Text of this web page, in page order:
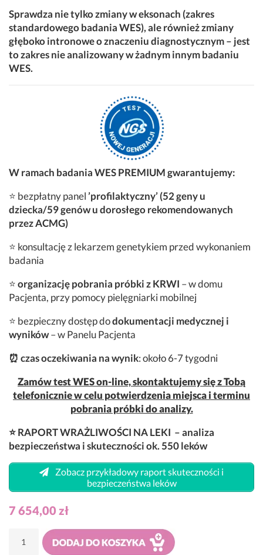
Sprawdza nie tylko zmiany w eksonach (zakres
standardowego badania WES), ale również zmiany
głęboko intronowe o znaczeniu diagnostycznym – jest
to zakres nie analizowany w żadnym innym badaniu
WES.
W ramach badania WES PREMIUM gwarantujemy:
⭐ bezpłatny panel’profilaktyczny’ (52 geny u
dziecka/59 genów u dorosłego rekomendowanych
przez ACMG)
⭐ konsultację z lekarzem genetykiem przed wykonaniem
badania
⭐organizację pobrania próbki z KRWI – w domu
Pacjenta, przy pomocy pielęgniarki mobilnej
⭐ bezpieczny dostęp dodokumentacji medycznej i
wyników– w Panelu Pacjenta
⏰ czas oczekiwania na wynik: około 6-7 tygodni
Zamów test WES on-line, skontaktujemy się z Tobą
telefonicznie w celu potwierdzenia miejsca i terminu
pobrania próbki do analizy.
⭐ RAPORT WRAŻLIWOŚCI NA LEKI – analiza
bezpieczeństwa i skuteczności ok. 550 leków
Zobacz przykładowy raport skuteczności i
bezpieczeństwa leków
7 654,00zł
Badanie
Dodaj do koszyka